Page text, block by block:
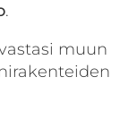
.
muun